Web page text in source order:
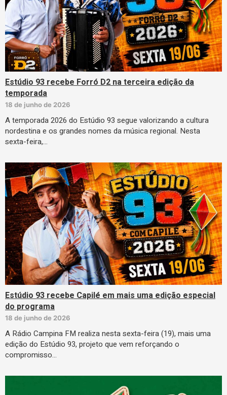
Estúdio 93 recebe Forró D2 na terceira edição da
temporada
18 de junho de 2026
A temporada 2026 do Estúdio 93 segue valorizando a cultura
nordestina e os grandes nomes da música regional. Nesta
sexta-feira,…
Estúdio 93 recebe Capilé em mais uma edição especial
do programa
18 de junho de 2026
A Rádio Campina FM realiza nesta sexta-feira (19), mais uma
edição do Estúdio 93, projeto que vem reforçando o
compromisso…